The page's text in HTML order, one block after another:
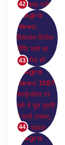
42
43
44